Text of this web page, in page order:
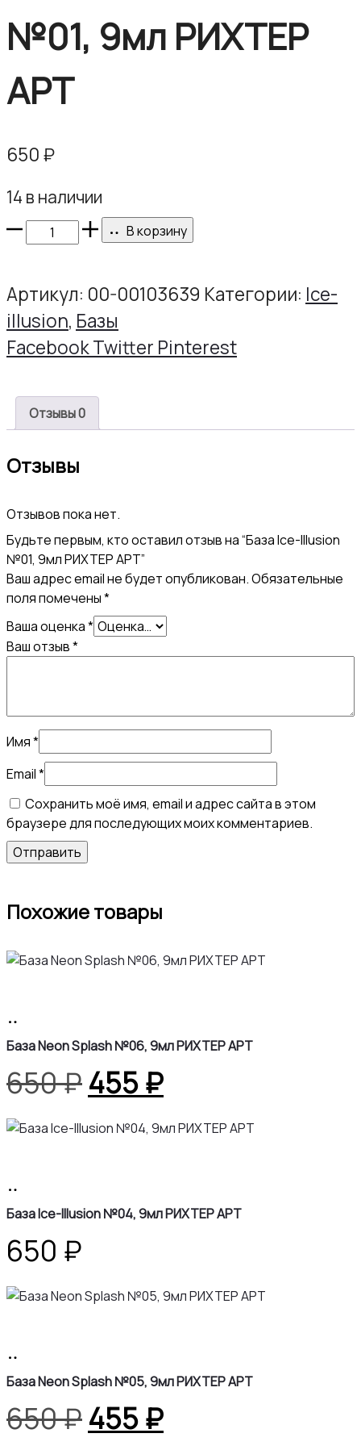
№01, 9мл РИХТЕР
АРТ
650₽
14 в наличии
Количество
База
Ice-
Illusion
№01,
РИХТЕР
В корзину
Артикул: 00-00103639 Категории: Ice-
illusion, Базы
Share
FacebookTwitter Pinterest
Отзывы0
Отзывы
Отзывов пока нет.
Будьте первым, кто оставил отзыв на “База Ice-Illusion
№01, 9мл РИХТЕР АРТ”
Ваш адрес email не будет опубликован.Обязательные
поля помечены*
Ваша оценка*
Ваш отзыв*
Имя*
Email*
Сохранить моё имя, email и адрес сайта в этом
браузере для последующих моих комментариев.
Похожие товары
корзину
База Neon Splash №06, 9мл РИХТЕР АРТ
650₽Первоначальная
цена
650 ₽.
455₽Текущая
цена:
корзину
База Ice-Illusion №04, 9мл РИХТЕР АРТ
650 ₽
корзину
База Neon Splash №05, 9мл РИХТЕР АРТ
650₽Первоначальная
455₽Текущая